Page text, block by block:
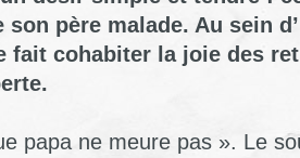
son père malade. Au sein
fait cohabiter la joie des
papa ne meure pas ». Le